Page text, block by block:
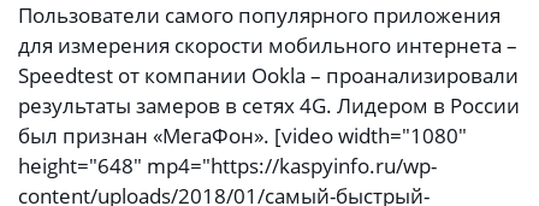
Пользователи самого популярного приложения
для измерения скорости мобильного интернета –
Speedtest от компании Ookla – проанализировали
результаты замеров в сетях 4G. Лидером в России
был признан «МегаФон». [video width="1080"
height="648" mp4="https://kaspyinfo.ru/wp-
content/uploads/2018/01/самый-быстрый-